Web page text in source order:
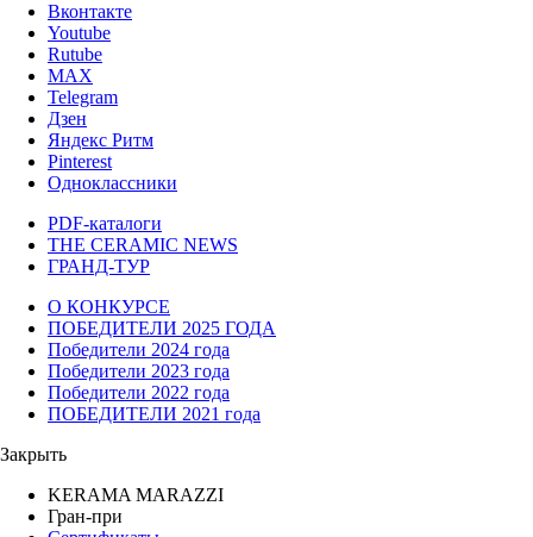
Вконтакте
Youtube
Rutube
MAX
Telegram
Дзен
Яндекс Ритм
Pinterest
Одноклассники
PDF-каталоги
THE CERAMIC NEWS
ГРАНД-ТУР
О КОНКУРСЕ
ПОБЕДИТЕЛИ 2025 ГОДА
Победители 2024 года
Победители 2023 года
Победители 2022 года
ПОБЕДИТЕЛИ 2021 года
Закрыть
KERAMA MARAZZI
Гран-при